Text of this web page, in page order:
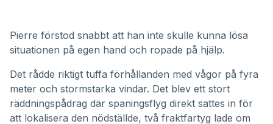
Pierre förstod snabbt att han inte skulle kunna lösa
situationen på egen hand och ropade på hjälp.
Det rådde riktigt tuffa förhållanden med vågor på fyra
meter och stormstarka vindar. Det blev ett stort
räddningspådrag där spaningsflyg direkt sattes in för
att lokalisera den nödställde, två fraktfartyg lade om